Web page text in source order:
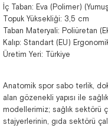
İç Taban: Eva (Polimer)
Topuk Yüksekliği: 3,5 cm
Taban Materyali: Poliüretan
Kalıp: Standart (EU)
Üretim Yeri: Türkiye
Anatomik spor sabo terlik,
alan gözenekli yapısı ile
modellerimiz; sağlık sektörü
stajyerlerinin, gıda sektörü